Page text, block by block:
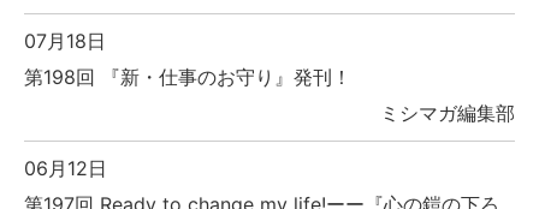
07月18日
第198回 『新・仕事のお守り』発刊！
ミシマガ編集部
06月12日